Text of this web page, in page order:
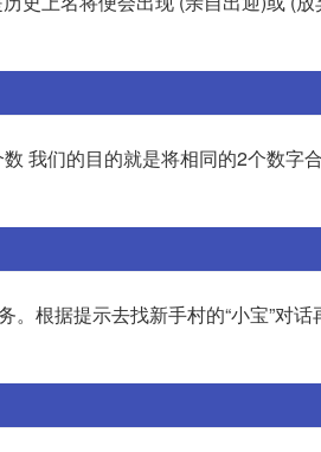
我们的目的就是将相同的2个数字
根据提示去找新手村的“小宝”对话